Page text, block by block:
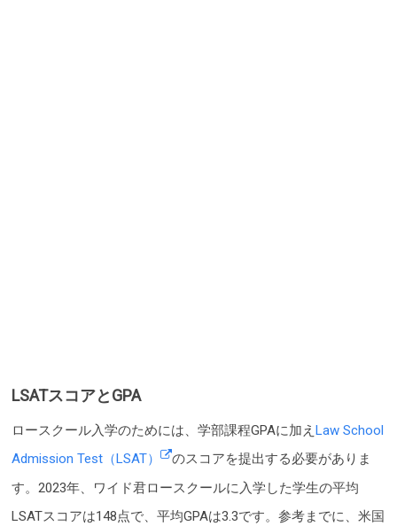
LSATスコアとGPA
ロースクール入学のためには、学部課程GPAに加え Law School
Admission Test（LSAT）
のスコアを提出する必要がありま
す。2023年、ワイド君ロースクールに入学した学生の平均
LSATスコアは148点で、平均GPAは3.3です。参考までに、米国